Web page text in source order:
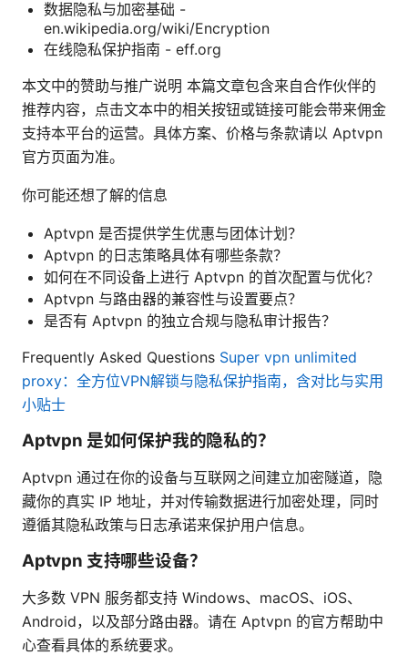
数据隐私与加密基础 -
en.wikipedia.org/wiki/Encryption
在线隐私保护指南 - eff.org
本文中的赞助与推广说明 本篇文章包含来自合作伙伴的
推荐内容，点击文本中的相关按钮或链接可能会带来佣金
支持本平台的运营。具体方案、价格与条款请以 Aptvpn
官方页面为准。
你可能还想了解的信息
Aptvpn 是否提供学生优惠与团体计划？
Aptvpn 的日志策略具体有哪些条款？
如何在不同设备上进行 Aptvpn 的首次配置与优化？
Aptvpn 与路由器的兼容性与设置要点？
是否有 Aptvpn 的独立合规与隐私审计报告？
Frequently Asked Questions Super vpn unlimited
proxy：全方位VPN解锁与隐私保护指南，含对比与实用
小贴士
Aptvpn 是如何保护我的隐私的？
Aptvpn 通过在你的设备与互联网之间建立加密隧道，隐
藏你的真实 IP 地址，并对传输数据进行加密处理，同时
遵循其隐私政策与日志承诺来保护用户信息。
Aptvpn 支持哪些设备？
大多数 VPN 服务都支持 Windows、macOS、iOS、
Android，以及部分路由器。请在 Aptvpn 的官方帮助中
心查看具体的系统要求。